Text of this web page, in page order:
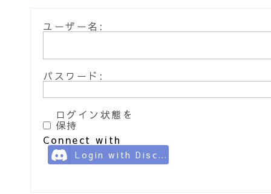
ユーザー名:
パスワード:
ログイン状態を
保持
Connect with
Login with Discord